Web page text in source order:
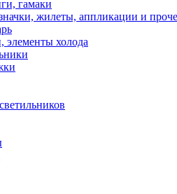
гамаки
жилеты, аппликации и
элементы холода